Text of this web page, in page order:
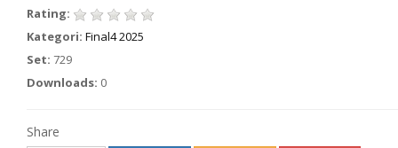
Rating:
Kategori: Final4 2025
Set: 729
Downloads: 0
Share